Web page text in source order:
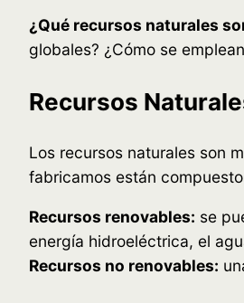
¿Qué recursos naturales
globales? ¿Cómo se
Recursos
Los recursos naturales son
fabricamos están
Recursos renovables: se
energía hidroeléctrica, el
Recursos no renovables: